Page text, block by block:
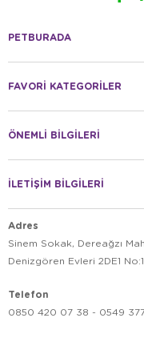
PETBURADA
FAVORİ KATEGORİLER
ÖNEMLİ BİLGİLERİ
İLETİŞİM BİLGİLERİ
Adres
Sinem Sokak, Dereağzı
Denizgören Evleri 2DE1
Telefon
0850 420 07 38 - 0549 377